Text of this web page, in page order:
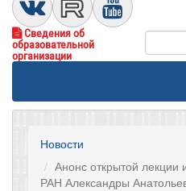
Сведения об
образовательной
организации
Новости
Анонс открытой
РАН Александры